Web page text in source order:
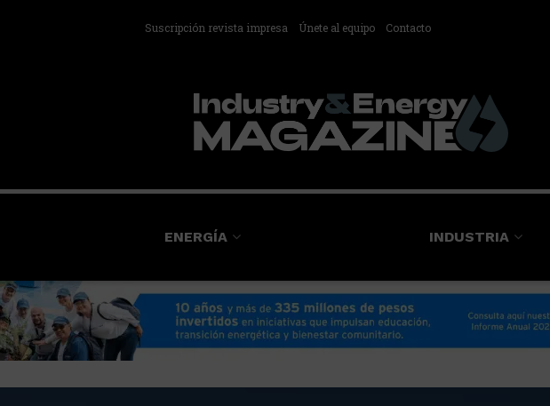
Suscripción revista impresa Únete al equipo Contacto
ENERGÍA INDUSTRIA